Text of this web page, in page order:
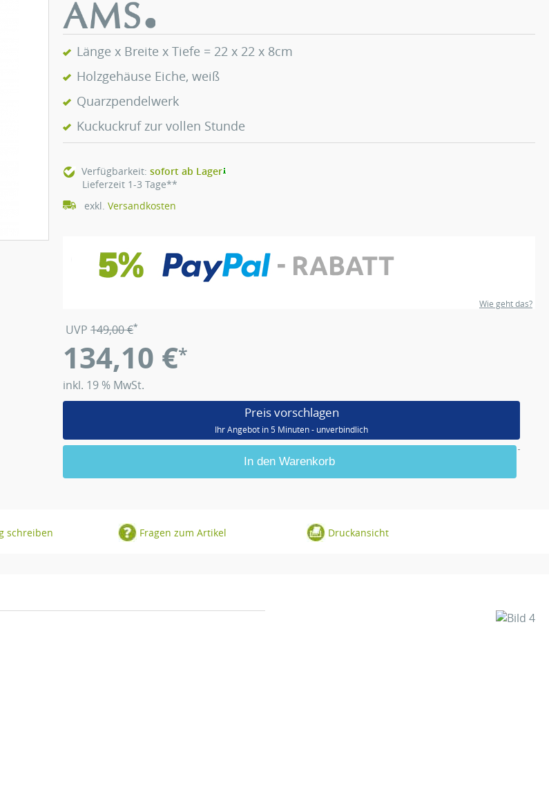
Länge x Breite x Tiefe = 22 x 22 x 8cm
Holzgehäuse Eiche, weiß
Quarzpendelwerk
Kuckuckruf zur vollen Stunde
Verfügbarkeit: sofort ab Lager
Lieferzeit 1-3 Tage**
exkl. Versandkosten
Wie geht das?
UVP 149,00€*
134,10 €*
inkl. 19 % MwSt.
Preis vorschlagen
Ihr Angebot in 5 Minuten - unverbindlich
In den Warenkorb
schreiben Fragen zum Artikel Druckansicht